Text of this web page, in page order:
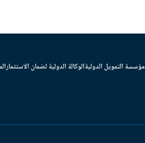
مؤسسة التمويل الدوليةالوكالة الدولية لضمان الاستثمار